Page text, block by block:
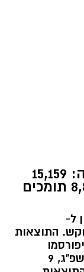
התוצאות הסופיות בנס ציונה: 15,159
תמכו ב"גוש השינוי" מול 8,809 תומכים
ל‏-
המבוקש. התוצאות
הסופיות של הבחירות לכנסת ה-25 יפורסמו
ברשומות עד ליום ד' ט"ו בחשון התשפ"ג, 9